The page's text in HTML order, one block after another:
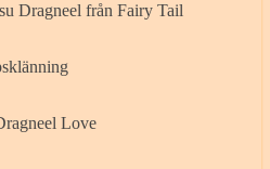
Dragneel från Fairy Tail
Love